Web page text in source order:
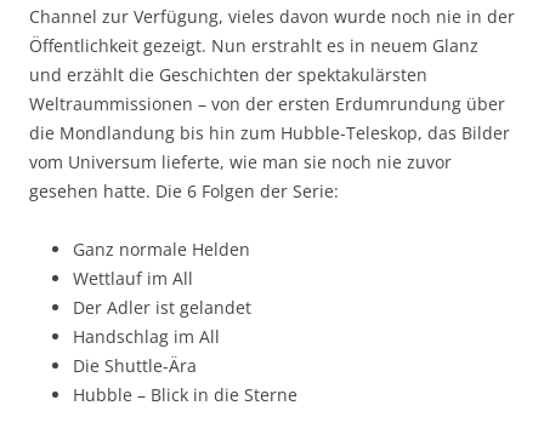
Channel zur Verfügung, vieles davon wurde noch nie in der
Öffentlichkeit gezeigt. Nun erstrahlt es in neuem Glanz
und erzählt die Geschichten der spektakulärsten
Weltraummissionen – von der ersten Erdumrundung über
die Mondlandung bis hin zum Hubble-Teleskop, das Bilder
vom Universum lieferte, wie man sie noch nie zuvor
gesehen hatte. Die 6 Folgen der Serie:
Ganz normale Helden
Wettlauf im All
Der Adler ist gelandet
Handschlag im All
Die Shuttle-Ära
Hubble – Blick in die Sterne